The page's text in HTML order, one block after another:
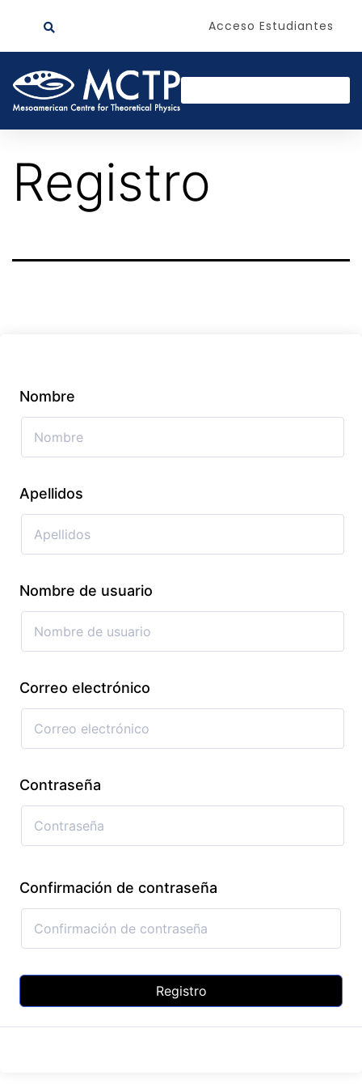
Acceso Estudiantes
Registro
Nombre
Apellidos
Nombre de usuario
Correo electrónico
Contraseña
Confirmación de contraseña
Registro